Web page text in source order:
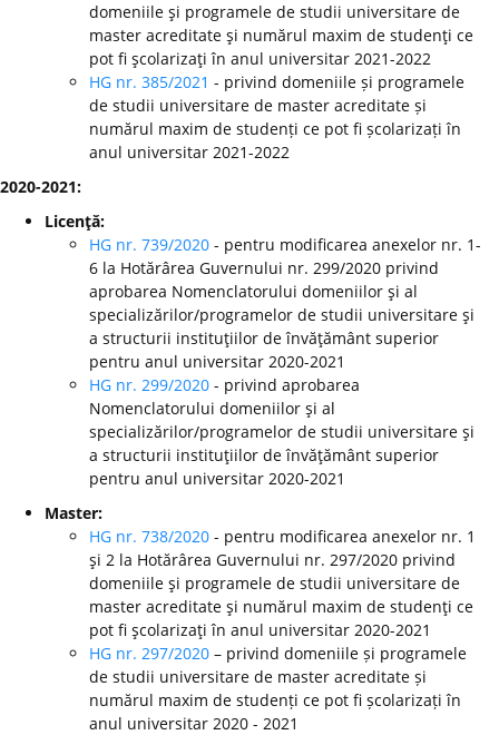
domeniile şi programele de studii universitare de
master acreditate şi numărul maxim de studenţi ce
pot fi şcolarizaţi în anul universitar 2021-2022
HG nr. 385/2021 - privind domeniile și programele
de studii universitare de master acreditate și
numărul maxim de studenți ce pot fi școlarizați în
anul universitar 2021-2022
2020-2021:
Licenţă:
HG nr. 739/2020 - pentru modificarea anexelor nr. 1-
6 la Hotărârea Guvernului nr. 299/2020 privind
aprobarea Nomenclatorului domeniilor şi al
specializărilor/programelor de studii universitare şi
a structurii instituţiilor de învăţământ superior
pentru anul universitar 2020-2021
HG nr. 299/2020 - privind aprobarea
Nomenclatorului domeniilor şi al
specializărilor/programelor de studii universitare şi
a structurii instituţiilor de învăţământ superior
pentru anul universitar 2020-2021
Master:
HG nr. 738/2020 - pentru modificarea anexelor nr. 1
şi 2 la Hotărârea Guvernului nr. 297/2020 privind
domeniile şi programele de studii universitare de
master acreditate şi numărul maxim de studenţi ce
pot fi şcolarizaţi în anul universitar 2020-2021
HG nr. 297/2020 – privind domeniile și programele
de studii universitare de master acreditate și
numărul maxim de studenți ce pot fi școlarizați în
anul universitar 2020 - 2021